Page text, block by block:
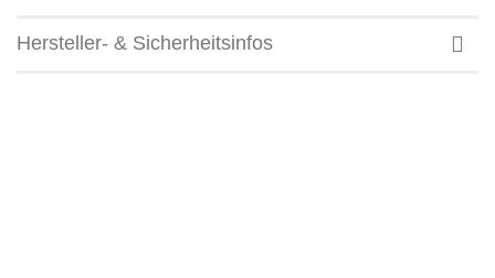
Hersteller- & Sicherheitsinfos